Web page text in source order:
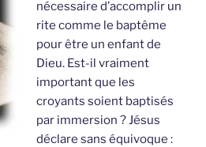
nécessaire d’accomplir un
rite comme le baptême
pour être un enfant de
Dieu. Est-il vraiment
important que les
croyants soient baptisés
par immersion ? Jésus
déclare sans équivoque :